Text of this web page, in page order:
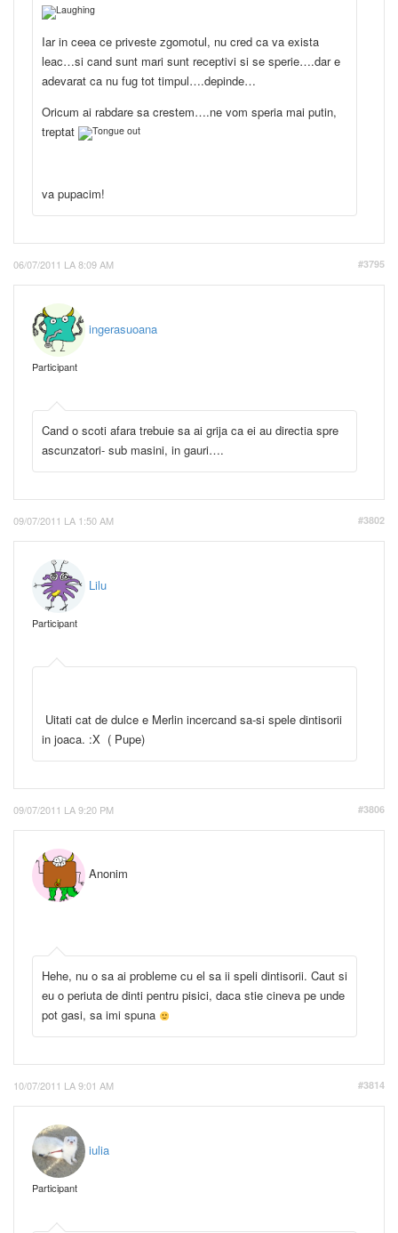
Iar in ceea ce priveste zgomotul, nu cred ca va exista
leac…si cand sunt mari sunt receptivi si se sperie….dar e
adevarat ca nu fug tot timpul….depinde…
Oricum ai rabdare sa crestem….ne vom speria mai putin,
treptat
va pupacim!
06/07/2011 LA 8:09 AM #3795
ingerasuoana
Participant
Cand o scoti afara trebuie sa ai grija ca ei au directia spre
ascunzatori- sub masini, in gauri….
09/07/2011 LA 1:50 AM #3802
Lilu
Participant
Uitati cat de dulce e Merlin incercand sa-si spele dintisorii
in joaca. :X ( Pupe)
09/07/2011 LA 9:20 PM #3806
Anonim
Hehe, nu o sa ai probleme cu el sa ii speli dintisorii. Caut si
eu o periuta de dinti pentru pisici, daca stie cineva pe unde
pot gasi, sa imi spuna
10/07/2011 LA 9:01 AM #3814
iulia
Participant